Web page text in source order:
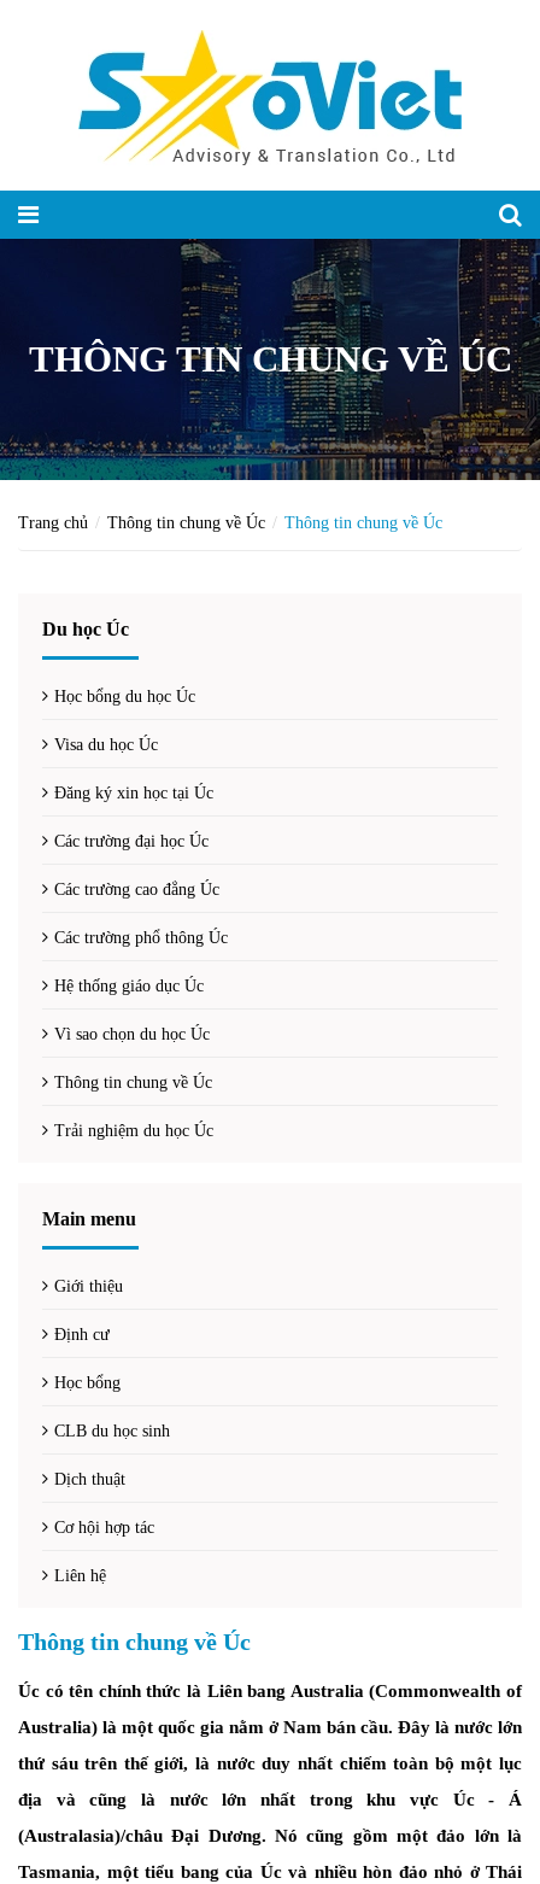
THÔNG TIN CHUNG VỀ ÚC
Trang chủ Thông tin chung về Úc Thông tin chung về Úc
Du học Úc
Học bổng du học Úc
Visa du học Úc
Đăng ký xin học tại Úc
Các trường đại học Úc
Các trường cao đẳng Úc
Các trường phổ thông Úc
Hệ thống giáo dục Úc
Vì sao chọn du học Úc
Thông tin chung về Úc
Trải nghiệm du học Úc
Main menu
Giới thiệu
Định cư
Học bổng
CLB du học sinh
Dịch thuật
Cơ hội hợp tác
Liên hệ
Thông tin chung về Úc
Úc có tên chính thức là Liên bang Australia (Commonwealth of
Australia) là một quốc gia nằm ở Nam bán cầu. Đây là nước lớn
thứ sáu trên thế giới, là nước duy nhất chiếm toàn bộ một lục
địa và cũng là nước lớn nhất trong khu vực Úc - Á
(Australasia)/châu Đại Dương. Nó cũng gồm một đảo lớn là
Tasmania, một tiểu bang của Úc và nhiều hòn đảo nhỏ ở Thái